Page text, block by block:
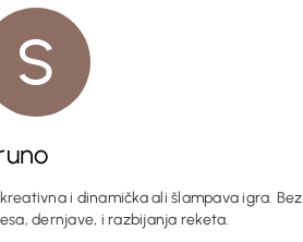
i dinamička ali šlampava igra. Bez
dernjave, i razbijanja reketa.